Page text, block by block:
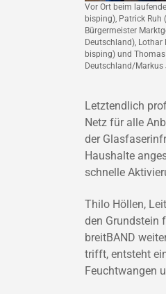
Vor Ort beim
bisping), Patrick Ruh
Bürgermeister
Deutschland),
bisping) und
Deutschland/Markus
Letztendlich
Netz für alle
der
Haushalte
schnelle
Thilo Höllen,
den Grundstein
breitBAND
trifft, entsteht
Feuchtwangen